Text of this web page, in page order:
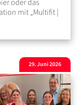
oder das
mit „Multifit |
29. Juni 2026